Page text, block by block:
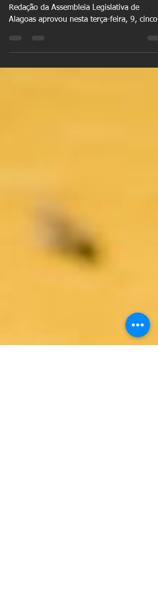
alunos com deficiência
A Comissão de Constituição, Justiça e